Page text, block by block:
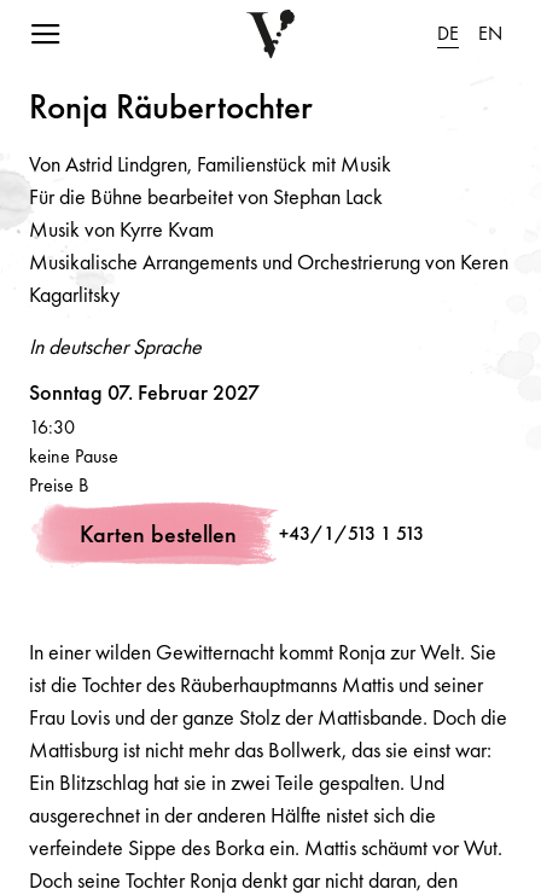
Navigation einblenden DE EN
In einer wilden Gewitternacht kommt Ronja zur Welt. Sie
ist die Tochter des Räuberhauptmanns Mattis und seiner
Frau Lovis und der ganze Stolz der Mattisbande. Doch die
Mattisburg ist nicht mehr das Bollwerk, das sie einst war:
Ein Blitzschlag hat sie in zwei Teile gespalten. Und
ausgerechnet in der anderen Hälfte nistet sich die
verfeindete Sippe des Borka ein. Mattis schäumt vor Wut.
Doch seine Tochter Ronja denkt gar nicht daran, den
Ronja Räubertochter
Von Astrid Lindgren, Familienstück mit Musik
Für die Bühne bearbeitet von Stephan Lack
Musik von Kyrre Kvam
Musikalische Arrangements und Orchestrierung von Keren
Kagarlitsky
In deutscher Sprache
Volksoper
Sonntag 07. Februar 2027
16:30
keine Pause
Preise B
Karten bestellen +43/1/513 1 513